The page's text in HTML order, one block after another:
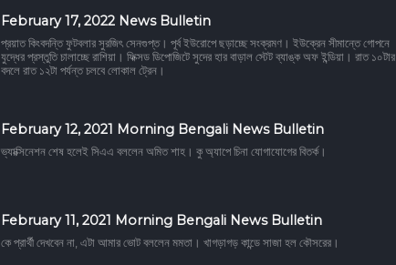
February 17, 2022 News Bulletin
প্রয়াত কিংবদন্তি ফুটবলার সুরজিৎ সেনগুপ্ত। পূর্ব ইউরোপে ছড়াচ্ছে সংক্রমণ। ইউক্রেন সীমান্তে গোপনে
যুদ্ধের প্রস্তুতি চালাচ্ছে রাশিয়া। ফিক্সড ডিপোজিটে সুদের হার বাড়াল স্টেট ব্যাঙ্ক অফ ইন্ডিয়া। রাত ১০টার
বদলে রাত ১২টা পর্যন্ত চলবে লোকাল ট্রেন।
February 12, 2021 Morning Bengali News Bulletin
ভ্যাক্সিনেশন শেষ হলেই সিএএ বললেন অমিত শাহ। কু অ্যাপে চিনা যোগাযোগের বিতর্ক।
February 11, 2021 Morning Bengali News Bulletin
কে প্রার্থী দেখবেন না, এটা আমার ভোট বললেন মমতা। খাগড়াগড় কান্ডে সাজা হল কৌসরের।